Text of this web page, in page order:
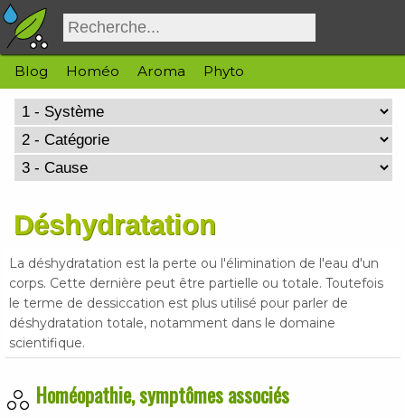
Blog Homéo Aroma Phyto
Déshydratation
La déshydratation est la perte ou l'élimination de l'eau d'un
corps. Cette dernière peut être partielle ou totale. Toutefois
le terme de dessiccation est plus utilisé pour parler de
déshydratation totale, notamment dans le domaine
scientifique.
Homéopathie, symptômes associés